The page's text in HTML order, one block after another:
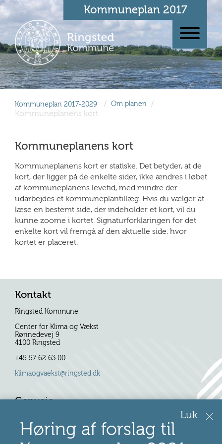
Kommuneplan 2017
Kommuneplan 2017-2029 / Om planen /
Kommuneplanens kort
Kommuneplanens kort
Kommuneplanens kort er statiske. Det betyder, at de
kort, der ligger på de enkelte sider, ikke ændres i løbet
af kommuneplanens levetid, med mindre der
udarbejdes et kommuneplantillæg. Hvis du vælger at
læse en bestemt side, der indeholder et kort, vil du
kunne zoome i kortet. Signaturforklaringen for det
enkelte kort vil fremgå af den aktuelle side, hvor
kortet er placeret.
Luk
Høring af forslag til
Kontakt
Ringsted Kommune
Center for Klima og Vækst
Rønnedevej 9
4100 Ringsted
+45 57 62 63 00
klimaogvaekst@ringsted.dk
Genveje
Se pdf-version